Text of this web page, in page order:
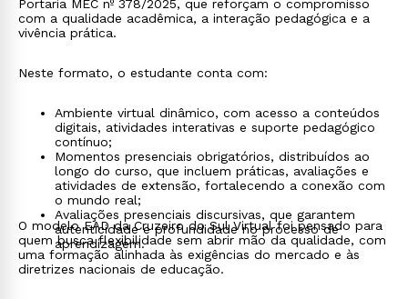
Portaria MEC nº 378/2025, que reforçam o compromisso
com a qualidade acadêmica, a interação pedagógica e a
vivência prática.
Neste formato, o estudante conta com:
Ambiente virtual dinâmico, com acesso a conteúdos
digitais, atividades interativas e suporte pedagógico
contínuo;
Momentos presenciais obrigatórios, distribuídos ao
longo do curso, que incluem práticas, avaliações e
atividades de extensão, fortalecendo a conexão com
o mundo real;
Avaliações presenciais discursivas, que garantem
autenticidade e profundidade no processo de
aprendizagem.
O modelo EAD da Cruzeiro do Sul Virtual foi pensado para
quem busca flexibilidade sem abrir mão da qualidade, com
uma formação alinhada às exigências do mercado e às
diretrizes nacionais de educação.